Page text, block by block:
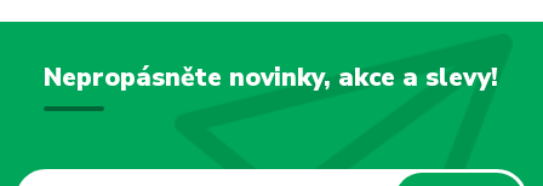
Nepropásněte novinky, akce a slevy!